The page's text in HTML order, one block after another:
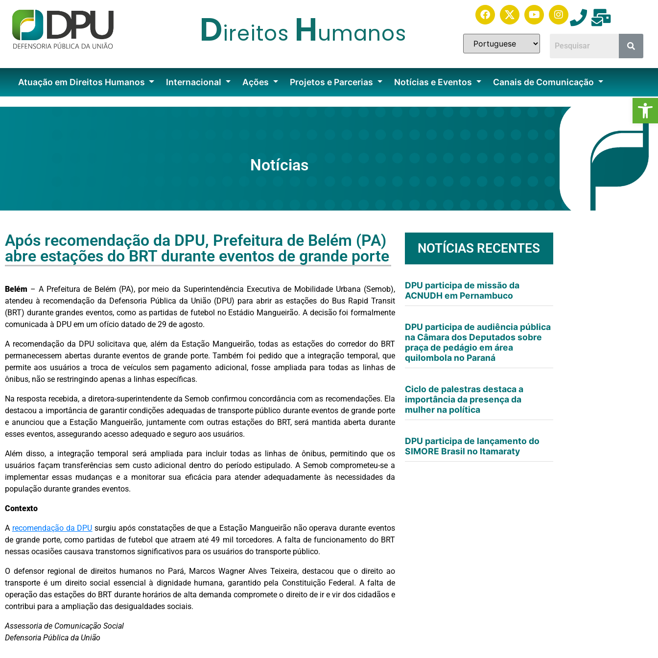
Direitos Humanos
Atuação em Direitos Humanos Internacional Ações Projetos e Parcerias Notícias e Eventos Canais de Comunicação
Notícias
Após recomendação da DPU, Prefeitura de Belém (PA)
abre estações do BRT durante eventos de grande porte
Belém – A Prefeitura de Belém (PA), por meio da Superintendência Executiva de Mobilidade Urbana (Semob),
atendeu à recomendação da Defensoria Pública da União (DPU) para abrir as estações do Bus Rapid Transit
(BRT) durante grandes eventos, como as partidas de futebol no Estádio Mangueirão. A decisão foi formalmente
comunicada à DPU em um ofício datado de 29 de agosto.
A recomendação da DPU solicitava que, além da Estação Mangueirão, todas as estações do corredor do BRT
permanecessem abertas durante eventos de grande porte. Também foi pedido que a integração temporal, que
permite aos usuários a troca de veículos sem pagamento adicional, fosse ampliada para todas as linhas de
ônibus, não se restringindo apenas a linhas específicas.
Na resposta recebida, a diretora-superintendente da Semob confirmou concordância com as recomendações. Ela
destacou a importância de garantir condições adequadas de transporte público durante eventos de grande porte
e anunciou que a Estação Mangueirão, juntamente com outras estações do BRT, será mantida aberta durante
esses eventos, assegurando acesso adequado e seguro aos usuários.
Além disso, a integração temporal será ampliada para incluir todas as linhas de ônibus, permitindo que os
usuários façam transferências sem custo adicional dentro do período estipulado. A Semob comprometeu-se a
implementar essas mudanças e a monitorar sua eficácia para atender adequadamente às necessidades da
população durante grandes eventos.
Contexto
A recomendação da DPU surgiu após constatações de que a Estação Mangueirão não operava durante eventos
de grande porte, como partidas de futebol que atraem até 49 mil torcedores. A falta de funcionamento do BRT
nessas ocasiões causava transtornos significativos para os usuários do transporte público.
O defensor regional de direitos humanos no Pará, Marcos Wagner Alves Teixeira, destacou que o direito ao
transporte é um direito social essencial à dignidade humana, garantido pela Constituição Federal. A falta de
operação das estações do BRT durante horários de alta demanda compromete o direito de ir e vir dos cidadãos e
contribui para a ampliação das desigualdades sociais.
Assessoria de Comunicação Social
Defensoria Pública da União
NOTÍCIAS RECENTES
DPU participa de missão da
ACNUDH em Pernambuco
DPU participa de audiência pública
na Câmara dos Deputados sobre
praça de pedágio em área
quilombola no Paraná
Ciclo de palestras destaca a
importância da presença da
mulher na política
DPU participa de lançamento do
SIMORE Brasil no Itamaraty